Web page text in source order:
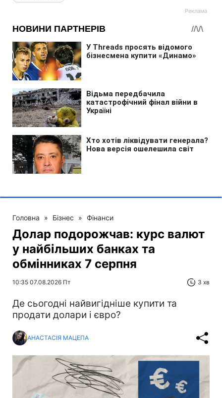
Головна » Бізнес » Фінанси
Долар подорожчав: курс валют
у найбільших банках та
обмінниках 7 серпня
10:35 07.08.2026 Пт 3 хв
Де сьогодні найвигідніше купити та
продати долари і євро?
АНАСТАСІЯ МАЦЕПА